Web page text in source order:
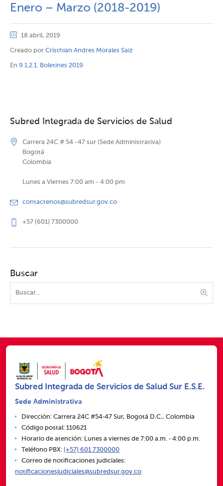
Enero – Marzo (2018-2019)
18 abril, 2019
Creado por Cristhian Andres Morales Saiz
En 9.1.2.1. Boletines 2019
Subred Integrada de Servicios de Salud
Carrera 24C # 54 -47 sur (Sede Administrativa)
Bogotá
Colombia
Lunes a Viernes 7:00 am - 4:00 pm
contactenos@subredsur.gov.co
+57 (601) 7300000
Buscar
Subred Integrada de Servicios de Salud Sur E.S.E.
Sede Administrativa
Dirección: Carrera 24C #54‑47 Sur, Bogotá D.C., Colombia
Código postal: 110621
Horario de atención: Lunes a viernes de 7:00 a.m. ‑ 4:00 p.m.
Teléfono PBX: (+57) 601 7300000
Correo de notificaciones judiciales:
notificacionesjudiciales@subredsur.gov.co